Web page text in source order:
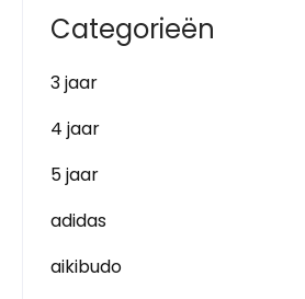
Categorieën
3 jaar
4 jaar
5 jaar
adidas
aikibudo